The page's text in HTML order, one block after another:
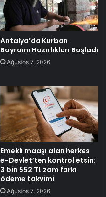
Antalya’da Kurban
Bayramı Hazırlıkları Başladı
Ağustos 7, 2026
Emekli maaşı alan herkes
e-Devlet’ten kontrol etsin:
3 bin 552 TL zam farkı
ödeme takvimi
Ağustos 7, 2026